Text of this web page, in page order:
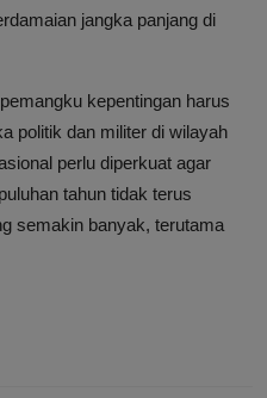
jangka panjang di
kepentingan harus
politik dan militer di wilayah
perlu diperkuat agar
tahun tidak terus
semakin banyak, terutama